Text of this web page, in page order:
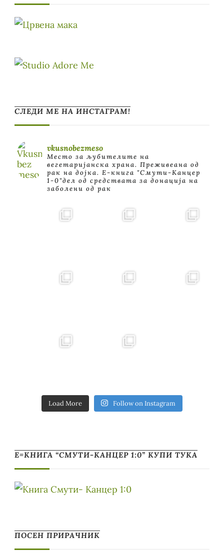
СЛЕДИ МЕ НА ИНСТАГРАМ!
vkusnobezmeso
Место за љубителите на
вегетаријанска храна. Преживеана од
рак на дојка. E-книга "Смути-Канцер
1-0"дел од средствата за донација на
заболени од рак
Load More Follow on Instagram
Е=КНИГА “СМУТИ-КАНЦЕР 1:0” КУПИ ТУКА
ПОСЕН ПРИРАЧНИК